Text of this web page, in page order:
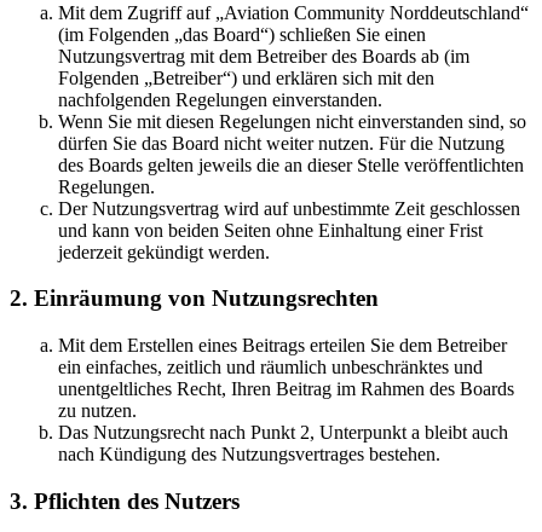
Mit dem Zugriff auf „Aviation Community Norddeutschland“
(im Folgenden „das Board“) schließen Sie einen
Nutzungsvertrag mit dem Betreiber des Boards ab (im
Folgenden „Betreiber“) und erklären sich mit den
nachfolgenden Regelungen einverstanden.
Wenn Sie mit diesen Regelungen nicht einverstanden sind, so
dürfen Sie das Board nicht weiter nutzen. Für die Nutzung
des Boards gelten jeweils die an dieser Stelle veröffentlichten
Regelungen.
Der Nutzungsvertrag wird auf unbestimmte Zeit geschlossen
und kann von beiden Seiten ohne Einhaltung einer Frist
jederzeit gekündigt werden.
2. Einräumung von Nutzungsrechten
Mit dem Erstellen eines Beitrags erteilen Sie dem Betreiber
ein einfaches, zeitlich und räumlich unbeschränktes und
unentgeltliches Recht, Ihren Beitrag im Rahmen des Boards
zu nutzen.
Das Nutzungsrecht nach Punkt 2, Unterpunkt a bleibt auch
nach Kündigung des Nutzungsvertrages bestehen.
3. Pflichten des Nutzers